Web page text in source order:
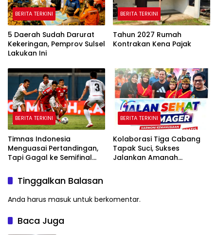
BERITA TERKINI
5 Daerah Sudah Darurat
Kekeringan, Pemprov Sulsel
Lakukan Ini
BERITA TERKINI
Tahun 2027 Rumah
Kontrakan Kena Pajak
BERITA TERKINI
Timnas Indonesia
Menguasai Pertandingan,
Tapi Gagal ke Semifinal
BERITA TERKINI
Kolaborasi Tiga Cabang
Tapak Suci, Sukses
Jalankan Amanah
Tinggalkan Balasan
Anda harus masuk untuk berkomentar.
Baca Juga